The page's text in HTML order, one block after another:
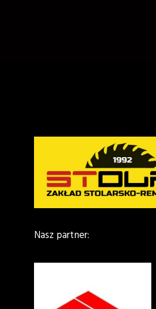
Nasz partner: